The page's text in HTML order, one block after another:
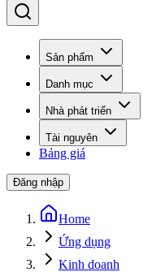
Sản phẩm
Danh mục
Nhà phát triển
Tài nguyên
Bảng giá
Đăng nhập
Home
Ứng dụng
Kinh doanh